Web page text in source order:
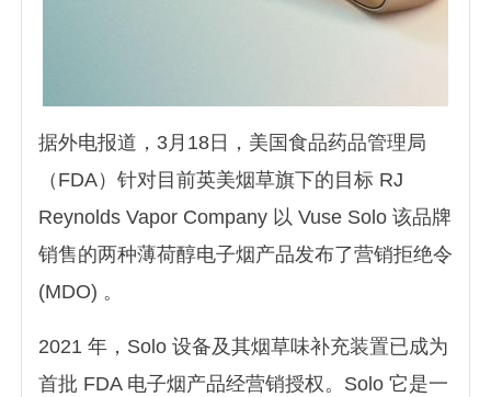
据外电报道，3月18日，美国食品药品管理局
（FDA）针对目前英美烟草旗下的目标 RJ
Reynolds Vapor Company 以 Vuse Solo 该品牌
销售的两种薄荷醇电子烟产品发布了营销拒绝令
(MDO) 。
2021 年，Solo 设备及其烟草味补充装置已成为
首批 FDA 电子烟产品经营销授权。Solo 它是一